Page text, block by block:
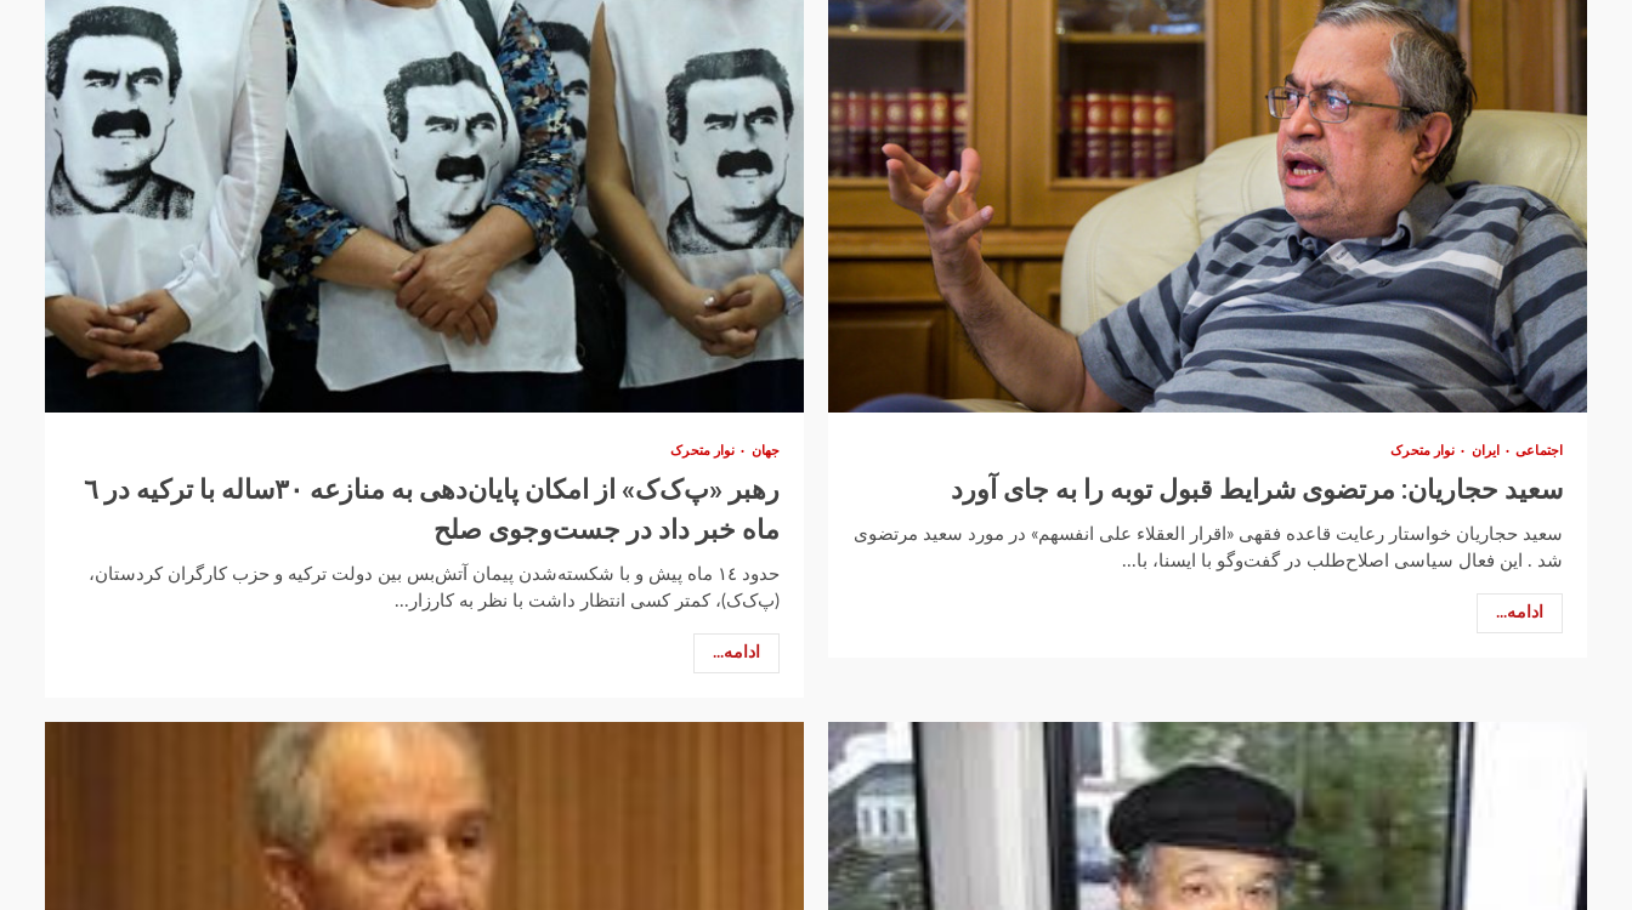
اجتماعی ایران نوار متحرک
سعید حجاریان: مرتضوی شرایط قبول توبه را به جای آورد
سعید حجاریان خواستار رعایت قاعده فقهی «اقرار العقلاء علی انفسهم» در مورد سعید مرتضوی
شد . این فعال سیاسی اصلاح‌طلب در گفت‌وگو با ایسنا، با...
ادامه...
جهان نوار متحرک
رهبر «پ‌ک‌ک» از امکان پایان‌دهی به منازعه ٣٠‌ساله با ترکیه در ٦
ماه خبر ‌داد در جست‌وجوی صلح
حدود ١٤ ماه پیش و با شکسته‌شدن پیمان آتش‌بس بین دولت ترکیه و حزب کارگران کردستان،
(پ‌ک‌ک)، کمتر کسی انتظار داشت با نظر به کارزار...
ادامه...